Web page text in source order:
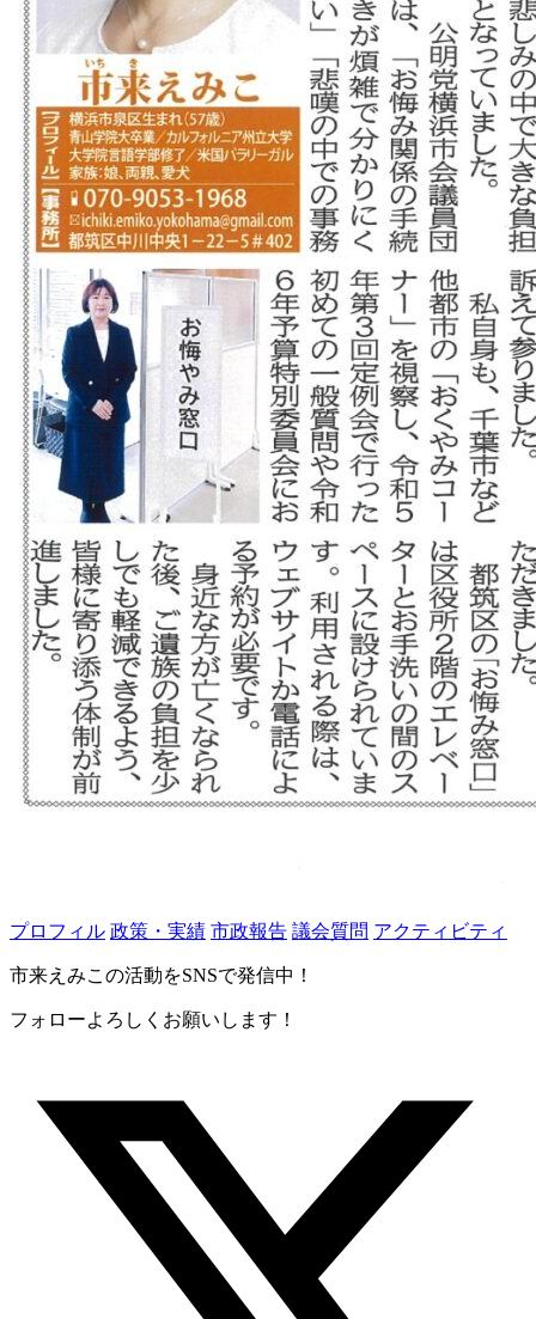
プロフィル 政策・実績 市政報告 議会質問 アクティビティ
市来えみこの活動をSNSで発信中！
フォローよろしくお願いします！